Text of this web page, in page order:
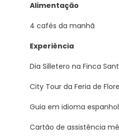
Alimentação
4 cafés da manhã
Experiência
Dia Silletero na Finca
City Tour da Feria de
Guia em idioma espanhol
Cartão de assistência